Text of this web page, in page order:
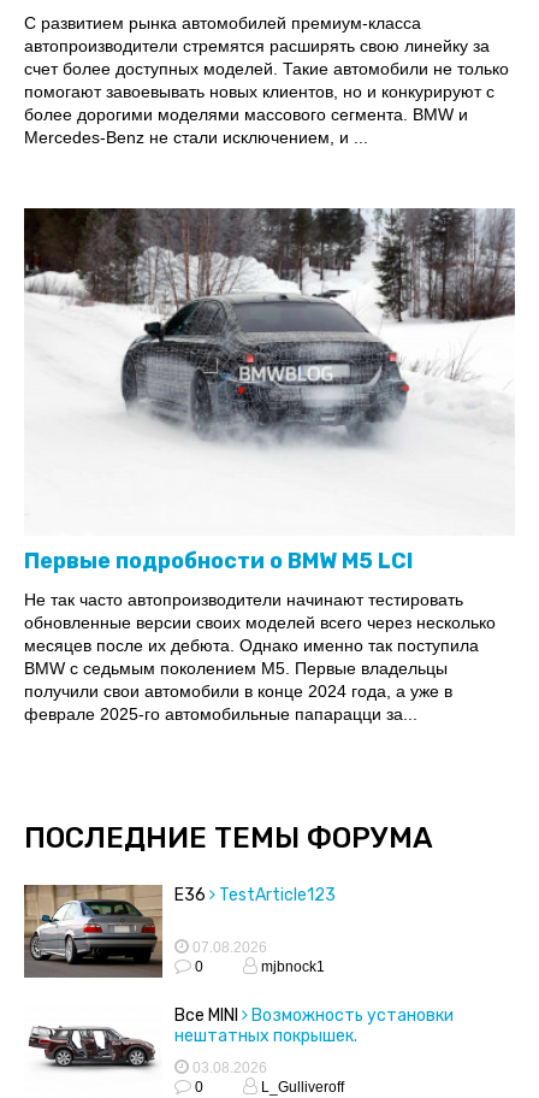
С развитием рынка автомобилей премиум-класса
автопроизводители стремятся расширять свою линейку за
счет более доступных моделей. Такие автомобили не только
помогают завоевывать новых клиентов, но и конкурируют с
более дорогими моделями массового сегмента. BMW и
Mercedes-Benz не стали исключением, и ...
Первые подробности о BMW M5 LCI
Не так часто автопроизводители начинают тестировать
обновленные версии своих моделей всего через несколько
месяцев после их дебюта. Однако именно так поступила
BMW с седьмым поколением M5. Первые владельцы
получили свои автомобили в конце 2024 года, а уже в
феврале 2025-го автомобильные папарацци за...
ПОСЛЕДНИЕ ТЕМЫ ФОРУМА
E36 TestArticle123
07.08.2026
0
mjbnock1
Все MINI
Возможность установки
нештатных покрышек.
03.08.2026
0
L_Gulliveroff